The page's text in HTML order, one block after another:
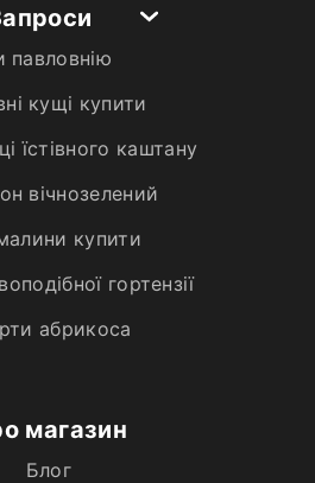
павловнію
кущі купити
їстівного каштану
вічнозелений
купити
гортензії
абрикоса
магазин
Блог